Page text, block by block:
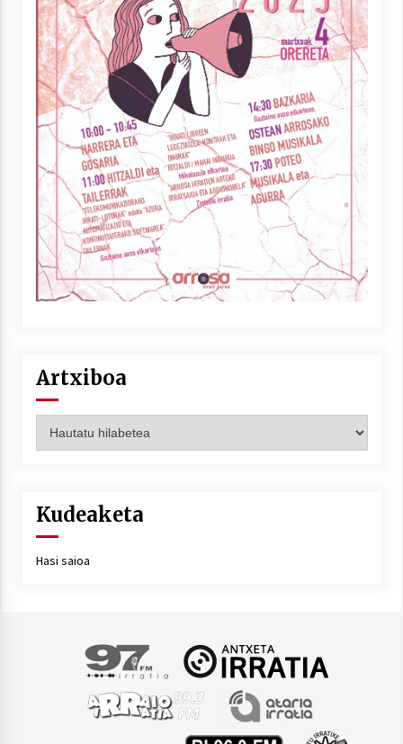
Artxiboa
Kudeaketa
Hasi saioa